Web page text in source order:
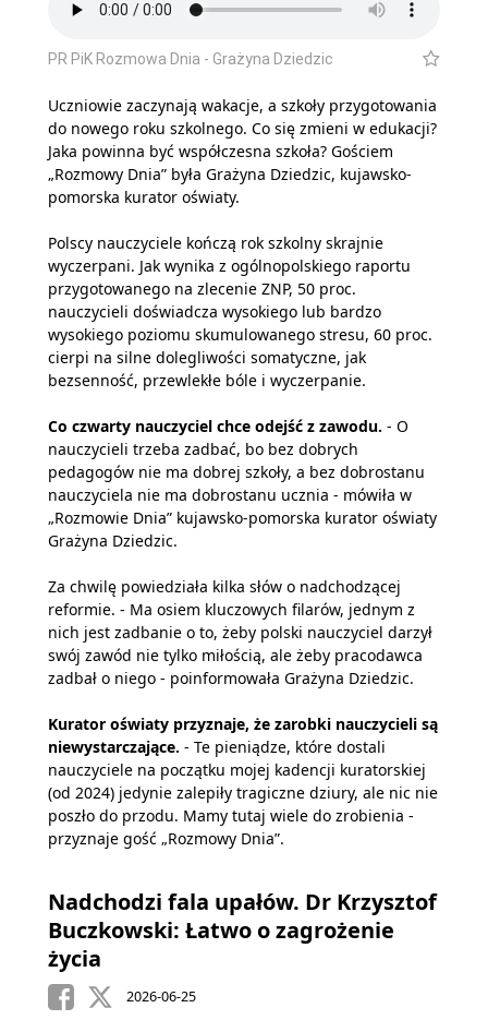
PR PiK Rozmowa Dnia - Grażyna Dziedzic
Uczniowie zaczynają wakacje, a szkoły przygotowania
do nowego roku szkolnego. Co się zmieni w edukacji?
Jaka powinna być współczesna szkoła? Gościem
„Rozmowy Dnia” była Grażyna Dziedzic, kujawsko-
pomorska kurator oświaty.
Polscy nauczyciele kończą rok szkolny skrajnie
wyczerpani. Jak wynika z ogólnopolskiego raportu
przygotowanego na zlecenie ZNP, 50 proc.
nauczycieli doświadcza wysokiego lub bardzo
wysokiego poziomu skumulowanego stresu, 60 proc.
cierpi na silne dolegliwości somatyczne, jak
bezsenność, przewlekłe bóle i wyczerpanie.
Co czwarty nauczyciel chce odejść z zawodu. - O
nauczycieli trzeba zadbać, bo bez dobrych
pedagogów nie ma dobrej szkoły, a bez dobrostanu
nauczyciela nie ma dobrostanu ucznia - mówiła w
„Rozmowie Dnia” kujawsko-pomorska kurator oświaty
Grażyna Dziedzic.
Za chwilę powiedziała kilka słów o nadchodzącej
reformie. - Ma osiem kluczowych filarów, jednym z
nich jest zadbanie o to, żeby polski nauczyciel darzył
swój zawód nie tylko miłością, ale żeby pracodawca
zadbał o niego - poinformowała Grażyna Dziedzic.
Kurator oświaty przyznaje, że zarobki nauczycieli są
niewystarczające. - Te pieniądze, które dostali
nauczyciele na początku mojej kadencji kuratorskiej
(od 2024) jedynie zalepiły tragiczne dziury, ale nic nie
poszło do przodu. Mamy tutaj wiele do zrobienia -
przyznaje gość „Rozmowy Dnia”.
Nadchodzi fala upałów. Dr Krzysztof
Buczkowski: Łatwo o zagrożenie
życia
2026-06-25